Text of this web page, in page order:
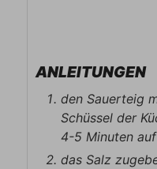
ANLEITUNGEN
den Sauerteig
Schüssel der
4-5 Minuten
das Salz